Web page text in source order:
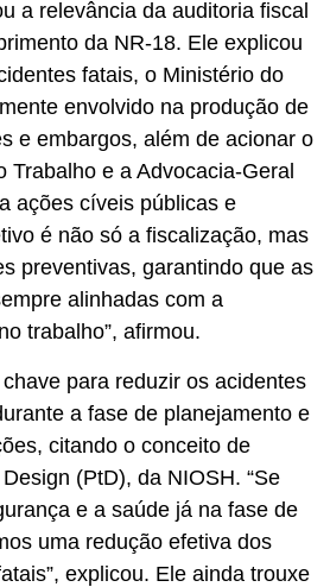
a relevância da auditoria fiscal
da NR-18. Ele explicou
fatais, o Ministério do
envolvido na produção de
e embargos, além de acionar o
Trabalho e a Advocacia-Geral
ações cíveis públicas e
é não só a fiscalização, mas
preventivas, garantindo que as
alinhadas com a
trabalho”, afirmou.
para reduzir os acidentes
a fase de planejamento e
citando o conceito de
(PtD), da NIOSH. “Se
e a saúde já na fase de
uma redução efetiva dos
explicou. Ele ainda trouxe